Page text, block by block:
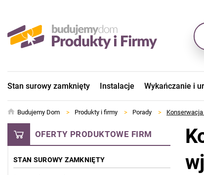
Stan surowy zamknięty Instalacje Wykańczanie i
Budujemy Dom > Produkty i firmy > Porady >
OFERTY PRODUKTOWE FIRM
STAN SUROWY ZAMKNIĘTY